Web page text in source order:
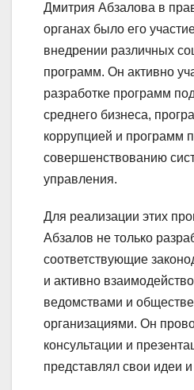
Дмитрия Абзалова в
органах было его
внедрении различных
программ. Он активно
разработке программ
среднего бизнеса,
коррупцией и программ
совершенствованию
управления.
Для реализации этих
Абзалов не только
соответствующие
и активно
ведомствами и
организациями. Он
консультации и
представлял свои идеи